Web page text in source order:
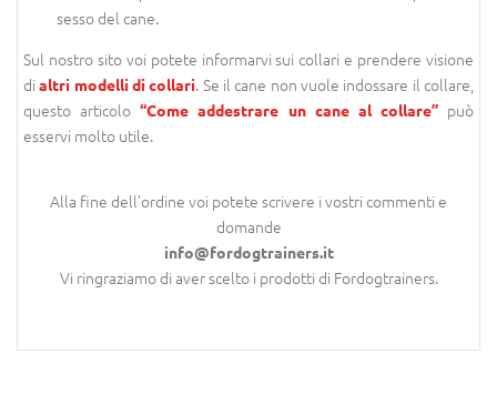
sesso del cane.
Sul nostro sito voi potete informarvi sui collari e prendere visione
dialtri modelli di collari. Se il cane non vuole indossare il collare,
questo articolo“Come addestrare un cane al collare”può
esservi molto utile.
Alla fine dell’ordine voi potete scrivere i vostri commenti e
domande
info@fordogtrainers.it
Vi ringraziamo di aver scelto i prodotti di Fordogtrainers.